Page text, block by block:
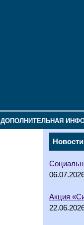
ДОПОЛНИТЕЛЬНАЯ
Новости
Акция